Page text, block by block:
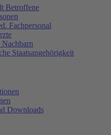
Betroffene
Fachpersonal
Staatsangehörigkeit
Downloads